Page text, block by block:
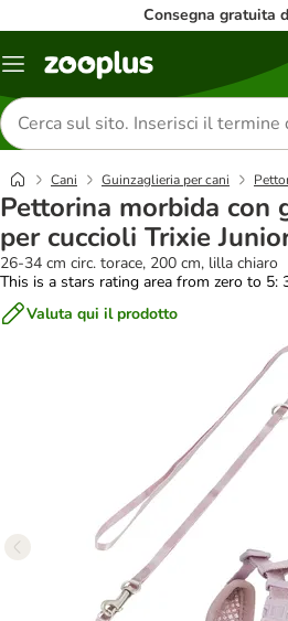
Consegna gratuita
Overview
Cerca
prodotti
Cani Guinzaglieria per cani
Pettorina morbida con
per cuccioli Trixie
26-34 cm circ. torace, 200 cm, lilla chiaro
This is a stars rating area from zero to 5:
Valuta qui il prodotto